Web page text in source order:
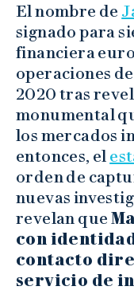
El nombre de
signado para
financiera
operaciones
2020 tras
monumental
los mercados
entonces, el
orden de
nuevas
revelan que
con
contacto
servicio de